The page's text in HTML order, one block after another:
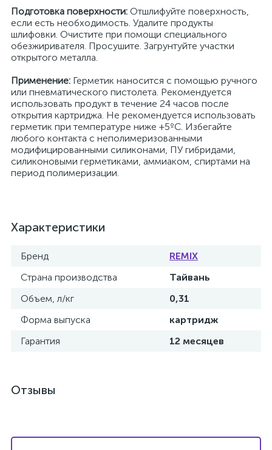
Подготовка поверхности: Отшлифуйте поверхность,
если есть необходимость. Удалите продукты
шлифовки. Очистите при помощи специального
обезжиривателя. Просушите. Загрунтуйте участки
открытого металла.
Применение: Герметик наносится с помощью ручного
или пневматического пистолета. Рекомендуется
использовать продукт в течение 24 часов после
открытия картриджа. Не рекомендуется использовать
герметик при температуре ниже +5ºС. Избегайте
любого контакта с неполимеризованными
модифицированными силиконами, ПУ гибридами,
силиконовыми герметиками, аммиаком, спиртами на
период полимеризации.
Характеристики
Бренд
REMIX
Страна производства
Тайвань
Объем, л/кг
0,31
Форма выпуска
картридж
Гарантия
12 месяцев
Отзывы